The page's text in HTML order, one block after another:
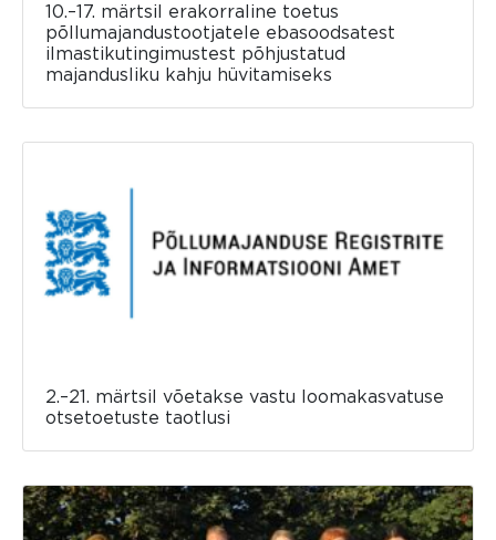
10.–17. märtsil erakorraline toetus
põllumajandustootjatele ebasoodsatest
ilmastikutingimustest põhjustatud
majandusliku kahju hüvitamiseks
2.–21. märtsil võetakse vastu loomakasvatuse
otsetoetuste taotlusi